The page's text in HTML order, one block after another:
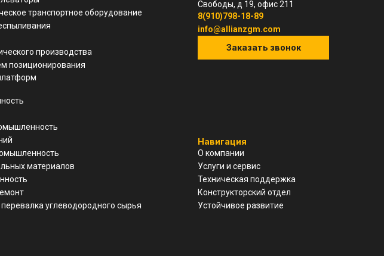
Свободы, д 19, офис 211
8(910)798-18-89
info@allianzgm.com
Заказать звонок
Навигация
О компании
Услуги и сервис
Техническая поддержка
Конструкторский отдел
Устойчивое развитие
транспортное оборудование
производства
позиционирования
материалов
углеводородного сырья